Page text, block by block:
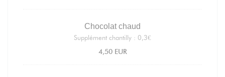
Chocolat chaud
Supplément chantilly : 0,3€
4,50 EUR